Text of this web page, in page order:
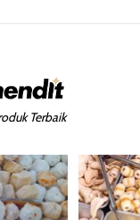
Terbaik